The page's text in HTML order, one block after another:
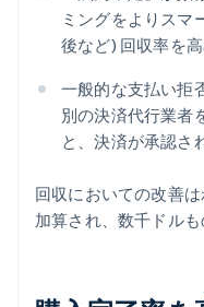
ミングをよりスマ
後など) 回収率を高
一般的な支払い拒
別の決済代行業者
と、決済が承認さ
回収においての改善
加算され、数千ドルも